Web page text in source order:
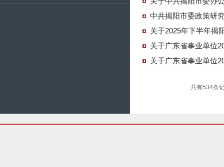
中共揭阳市委政策研
关于广东省事业单位
关于广东省事业单位
共有534条